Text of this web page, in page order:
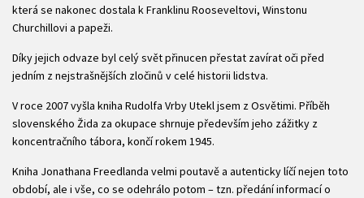
která se nakonec dostala k Franklinu Rooseveltovi, Winstonu
Churchillovi a papeži.
Díky jejich odvaze byl celý svět přinucen přestat zavírat oči před
jedním z nejstrašnějších zločinů v celé historii lidstva.
V roce 2007 vyšla kniha Rudolfa Vrby Utekl jsem z Osvětimi. Příběh
slovenského Žida za okupace shrnuje především jeho zážitky z
koncentračního tábora, končí rokem 1945.
Kniha Jonathana Freedlanda velmi poutavě a autenticky líčí nejen toto
období, ale i vše, co se odehrálo potom – tzn. předání informací o